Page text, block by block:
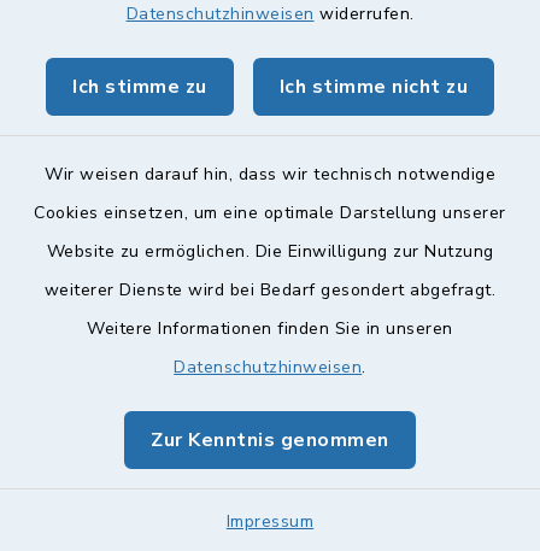
Datenschutzhinweisen widerrufen.
Ich stimme zu Ich stimme nicht zu
Wir weisen darauf hin, dass wir technisch notwendige
Cookies einsetzen, um eine optimale Darstellung unserer
Website zu ermöglichen. Die Einwilligung zur Nutzung
weiterer Dienste wird bei Bedarf gesondert abgefragt.
Weitere Informationen finden Sie in unseren
Datenschutzhinweisen.
Zur Kenntnis genommen
Impressum
Inanspruchnahme von
Angeboten
Jugendzentrum; Angebote für
Kinder und Jugendliche
K
Kleine Lotterien,
Ausspielungen und Tombolas;
Beantragung einer Erlaubnis
oder Anzeige allgemein
erlaubter Veranstaltungen